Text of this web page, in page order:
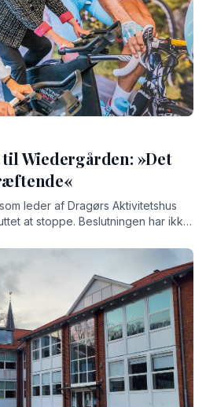
Wiedergården: »Det
leder af Dragørs Aktivitetshus
at stoppe. Beslutningen har ikke
og stærke relationer.